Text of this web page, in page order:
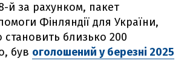
й за рахунком, пакет
Фінляндії для України,
становить близько 200
був оголошений у березні 2025